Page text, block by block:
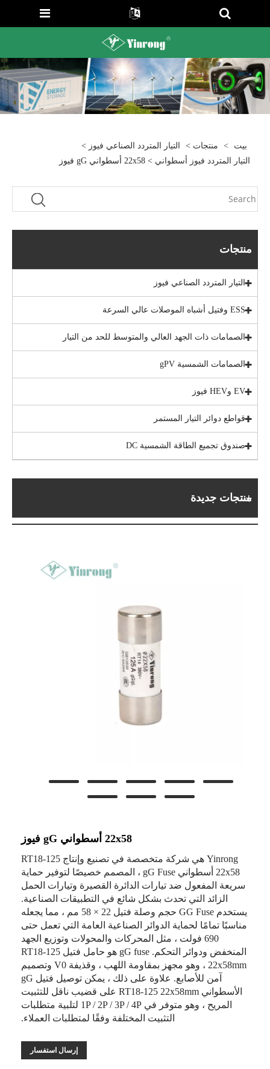
بيت > منتجات > التيار المتردد الصناعي فيوز >
التيار المتردد فيوز أسطواني > 22x58 أسطواني gG فيوز
منتجات
التيار المتردد الصناعي فيوز
ESS وفتيل أشباه الموصلات عالي السرعة
الصمامات ذات الجهد العالي والمتوسط ​​للحد من التيار
الصمامات الشمسية gPV
EV وHEV فيوز
قواطع دوائر التيار المستمر
صندوق تجميع الطاقة الشمسية DC
منتجات جديدة
22x58 أسطواني gG فيوز
Yinrong هي شركة متخصصة في تصنيع وإنتاج RT18-125
22x58 أسطواني gG Fuse ، المصمم خصيصًا لتوفير حماية
سريعة المفعول ضد تيارات الدائرة القصيرة وتيارات الحمل
الزائد التي تحدث بشكل شائع في التطبيقات الصناعية.
يستخدم GG Fuse حجم وصلة فتيل 22 × 58 مم ، مما يجعله
مناسبًا تمامًا لحماية الدوائر الصناعية العامة التي تعمل حتى
690 فولت ، مثل المحركات والمحولات وتوزيع الجهد
المنخفض ودوائر التحكم. gG fuse هو حامل فتيل RT18-125
22x58mm ، وهو مجهز بمقاومة اللهب ، وقذيفة V0 وتصميم
آمن للأصابع. علاوة على ذلك ، يمكن توصيل فتيل gG
الأسطواني RT18-125 22x58mm على قضيب ناقل للتثبيت
المريح ، وهو متوفر في 1P / 2P / 3P / 4P لتلبية متطلبات
التثبيت المختلفة وفقًا لمتطلبات العملاء.
إرسال استفسار